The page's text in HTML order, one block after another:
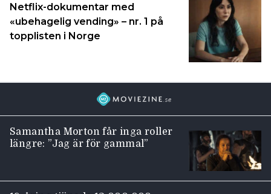
Netflix-dokumentar med
«ubehagelig vending» – nr. 1 på
topplisten i Norge
Samantha Morton får inga roller
längre: ”Jag är för gammal”